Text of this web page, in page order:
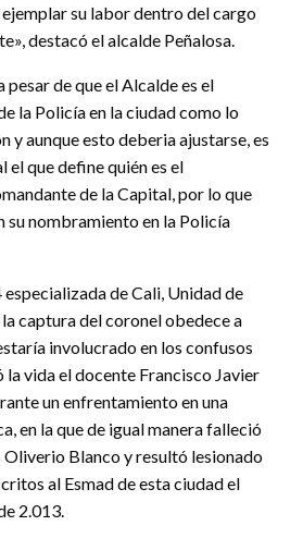
su labor dentro del cargo
destacó el alcalde Peñalosa.
pesar de que el Alcalde es el
la Policía en la ciudad como lo
y aunque esto deberia ajustarse, es
que define quién es el
de la Capital, por lo que
su nombramiento en la Policía
especializada de Cali, Unidad de
captura del coronel obedece a
involucrado en los confusos
la vida el docente Francisco Javier
un enfrentamiento en una
en la que de igual manera falleció
Blanco y resultó lesionado
al Esmad de esta ciudad el
2.013.